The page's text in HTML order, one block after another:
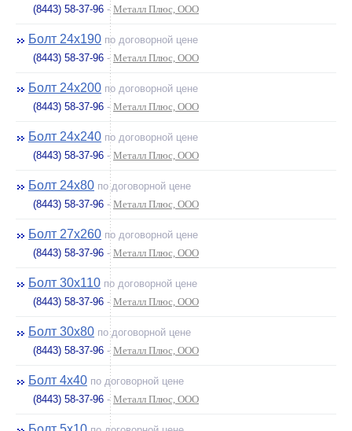
(8443) 58-37-96 - Металл Плюс, ООО
Болт 24х190 по договорной цене
(8443) 58-37-96 - Металл Плюс, ООО
Болт 24х200 по договорной цене
(8443) 58-37-96 - Металл Плюс, ООО
Болт 24х240 по договорной цене
(8443) 58-37-96 - Металл Плюс, ООО
Болт 24х80 по договорной цене
(8443) 58-37-96 - Металл Плюс, ООО
Болт 27х260 по договорной цене
(8443) 58-37-96 - Металл Плюс, ООО
Болт 30х110 по договорной цене
(8443) 58-37-96 - Металл Плюс, ООО
Болт 30х80 по договорной цене
(8443) 58-37-96 - Металл Плюс, ООО
Болт 4х40 по договорной цене
(8443) 58-37-96 - Металл Плюс, ООО